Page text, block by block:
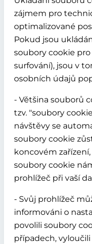
zájmem pro
optimalizované
Pokud jsou
soubory cookie
surfování), jsou v
osobních údajů
- Většina souborů
tzv. "soubory
návštěvy se
soubory cookie
koncovém
soubory cookie
prohlížeč při vaší
- Svůj prohlížeč
informováni o
povolili soubory
případech,